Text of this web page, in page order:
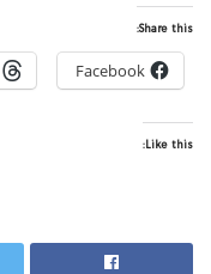
Share this:
Facebook
Like this: